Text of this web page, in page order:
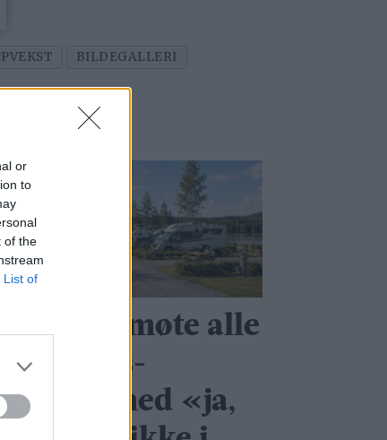
or
to
of the
List of
BILDEGALLERI
ikke møte alle
nærings­
med «ja,